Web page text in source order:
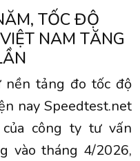
TỐC ĐỘ
NAM TĂNG
tảng đo tốc độ
nay Speedtest.net
công ty tư vấn
vào tháng 4/2026,